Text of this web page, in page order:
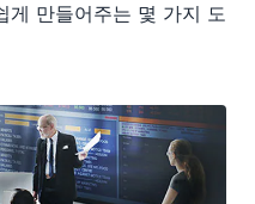
게 만들어주는 몇 가지 도